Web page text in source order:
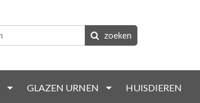
zoeken
GLAZEN URNEN HUISDIEREN